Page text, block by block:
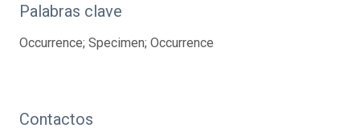
Palabras clave
Occurrence; Specimen; Occurrence
Contactos